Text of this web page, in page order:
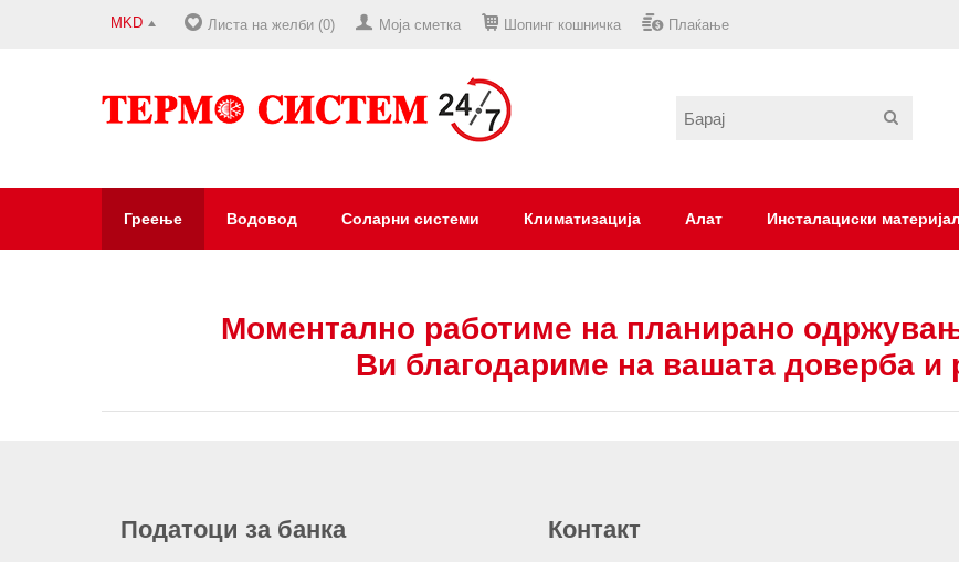
MKD Листа на желби (0) Моја сметка Шопинг кошничка Плаќање
Греење Водовод Соларни системи Климатизација Алат Инсталациски материјал
Моментално работиме на планирано
Ви благодариме на вашата доверба и
Податоци за банка Контакт